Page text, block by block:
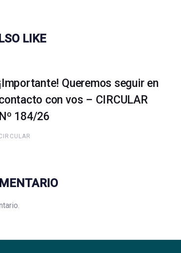
LIKE
Queremos seguir en
con vos – CIRCULAR
Nº 184/26